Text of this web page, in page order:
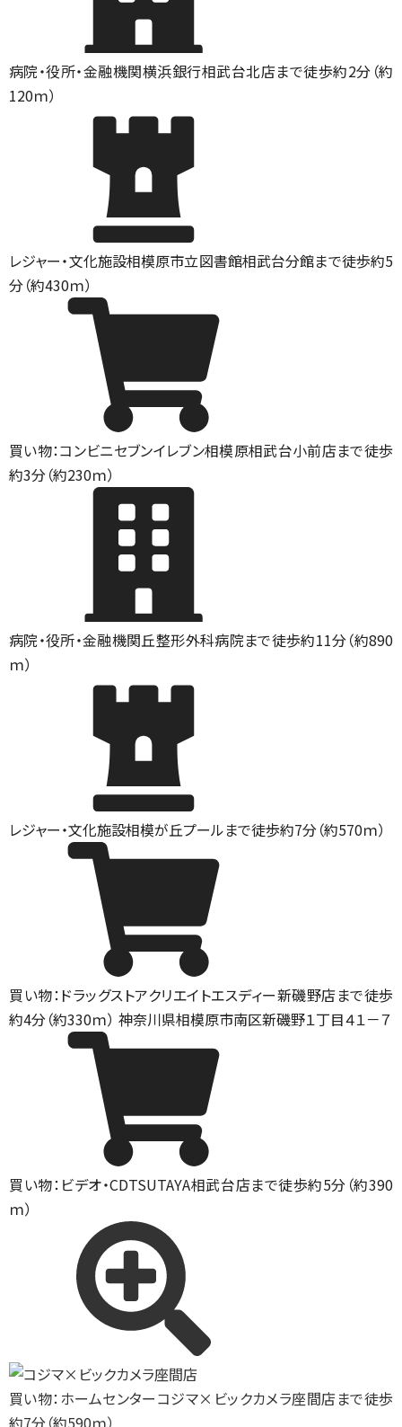
病院・役所・金融機関横浜銀行相武台北店まで徒歩約2分（約
120ｍ）
レジャー・文化施設相模原市立図書館相武台分館まで徒歩約5
分（約430ｍ）
買い物：コンビニセブンイレブン相模原相武台小前店まで徒歩
約3分（約230ｍ）
病院・役所・金融機関丘整形外科病院まで徒歩約11分（約890
ｍ）
レジャー・文化施設相模が丘プールまで徒歩約7分（約570ｍ）
買い物：ドラッグストアクリエイトエスディー新磯野店まで徒歩
約4分（約330ｍ） 神奈川県相模原市南区新磯野１丁目４１－７
買い物：ビデオ・CDTSUTAYA相武台店まで徒歩約5分（約390
ｍ）
買い物：ホームセンターコジマ×ビックカメラ座間店まで徒歩
約7分（約590ｍ）